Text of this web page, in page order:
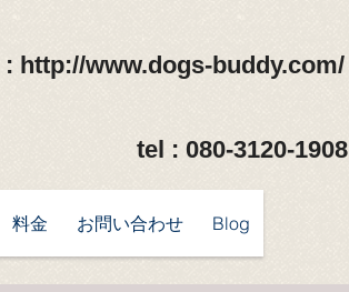
: http://www.dogs-buddy.com/
tel : 080-3120-1908
料金 お問い合わせ Blog